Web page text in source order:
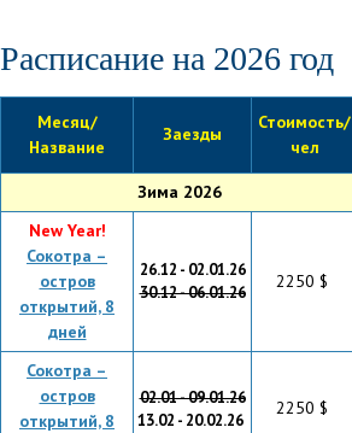
Расписание на 2026 год
Месяц/
Название
Заезды
Стоимость/
чел
Зима 2026
New Year!
Сокотра –
остров
открытий, 8
дней
26.12 - 02.01.26
30.12 - 06.01.26
2250 $
Сокотра –
остров
открытий, 8
02.01 - 09.01.26
13.02 - 20.02.26
2250 $